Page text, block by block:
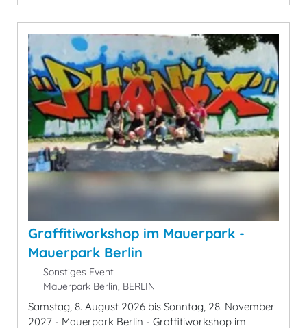
Graffitiworkshop im Mauerpark -
Mauerpark Berlin
Sonstiges Event
Mauerpark Berlin, BERLIN
Samstag, 8. August 2026 bis Sonntag, 28. November
2027 - Mauerpark Berlin - Graffitiworkshop im